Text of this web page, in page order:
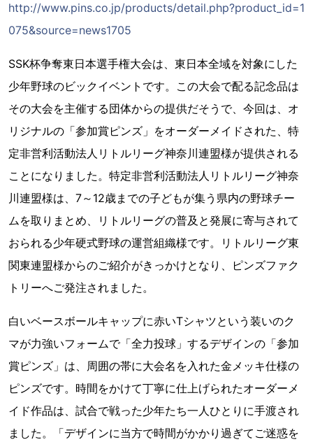
http://www.pins.co.jp/products/detail.php?product_id=1
075&source=news1705
SSK杯争奪東日本選手権大会は、東日本全域を対象にした
少年野球のビックイベントです。この大会で配る記念品は
その大会を主催する団体からの提供だそうで、今回は、オ
リジナルの「参加賞ピンズ」をオーダーメイドされた、特
定非営利活動法人リトルリーグ神奈川連盟様が提供される
ことになりました。特定非営利活動法人リトルリーグ神奈
川連盟様は、7～12歳までの子どもが集う県内の野球チー
ムを取りまとめ、リトルリーグの普及と発展に寄与されて
おられる少年硬式野球の運営組織様です。リトルリーグ東
関東連盟様からのご紹介がきっかけとなり、ピンズファク
トリーへご発注されました。
白いベースボールキャップに赤いTシャツという装いのク
マが力強いフォームで「全力投球」するデザインの「参加
賞ピンズ」は、周囲の帯に大会名を入れた金メッキ仕様の
ピンズです。時間をかけて丁寧に仕上げられたオーダーメ
イド作品は、試合で戦った少年たち一人ひとりに手渡され
ました。「デザインに当方で時間がかかり過ぎてご迷惑を